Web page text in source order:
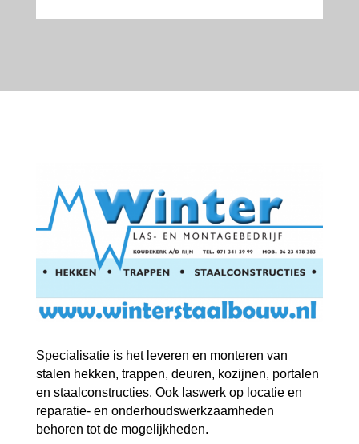
Specialisatie is het leveren en monteren van
stalen hekken, trappen, deuren, kozijnen, portalen
en staalconstructies. Ook laswerk op locatie en
reparatie- en onderhoudswerkzaamheden
behoren tot de mogelijkheden.